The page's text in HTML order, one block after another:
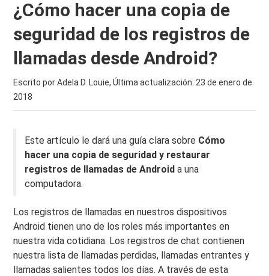
¿Cómo hacer una copia de
seguridad de los registros de
llamadas desde Android?
Escrito por Adela D. Louie, Última actualización: 23 de enero de
2018
Este artículo le dará una guía clara sobre Cómo
hacer una copia de seguridad y restaurar
registros de llamadas de Android a una
computadora.
Los registros de llamadas en nuestros dispositivos
Android tienen uno de los roles más importantes en
nuestra vida cotidiana. Los registros de chat contienen
nuestra lista de llamadas perdidas, llamadas entrantes y
llamadas salientes todos los días. A través de esta